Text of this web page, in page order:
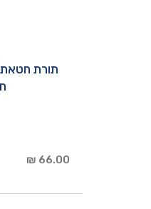
תורת
66.00 ₪